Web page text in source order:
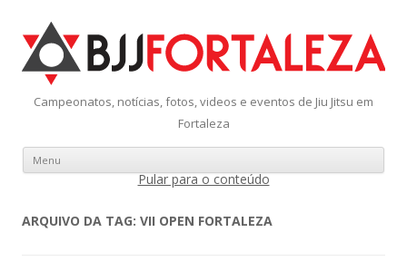
Campeonatos, notícias, fotos, videos e eventos de Jiu Jitsu em
Fortaleza
Menu
Pular para o conteúdo
ARQUIVO DA TAG: VII OPEN FORTALEZA